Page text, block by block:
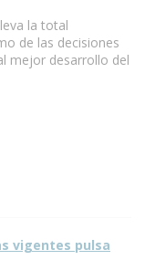
la total
de las decisiones
mejor desarrollo del
vigentes pulsa